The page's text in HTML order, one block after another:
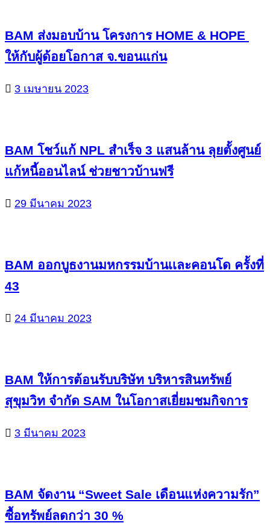
BAM ส่งมอบบ้าน โครงการ HOME & HOPE
ให้กับผู้ด้อยโอกาส จ.ขอนแก่น
3 เมษายน 2023
BAM โชว์แก้ NPL สำเร็จ 3 แสนล้าน ลุยตั้งศูนย์
แก้หนี้ออนไลน์ ช่วยชาวบ้านฟรี
29 มีนาคม 2023
BAM ออกบูธงานมหกรรมบ้านเเละคอนโด ครั้งที่
43
24 มีนาคม 2023
BAM ให้การต้อนรับบริษัท บริหารสินทรัพย์
สุขุมวิท จำกัด SAM ในโอกาสเยี่ยมชมกิจการ
3 มีนาคม 2023
BAM จัดงาน “Sweet Sale เดือนแห่งความรัก”
ซื้อทรัพย์ลดกว่า 30 %